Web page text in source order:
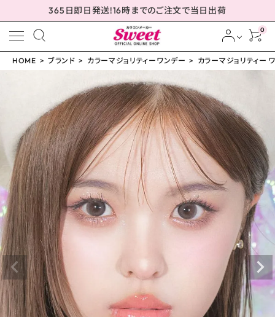
365日即日発送!16時までのご注文で当日出荷
0
meeting_room ログイン person 会員登録
カラーマジョリティー ワ
ンデー イノセント 14.0
mm
¥ 999(税込)
配送方法について
HOME ブランド カラーマジョリティーワンデー カラーマジョリティー